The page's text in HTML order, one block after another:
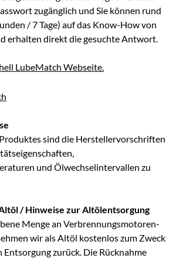
zugänglich und Sie können rund
/ 7 Tage) auf das Know-How von
erhalten direkt die gesuchte Antwort.
LubeMatch Webseite.
sind die Herstellervorschriften
und Ölwechselintervallen zu
/ Hinweise zur Altölentsorgung
Menge an Verbrennungsmotoren-
wir als Altöl kostenlos zum Zweck
Entsorgung zurück. Die Rücknahme